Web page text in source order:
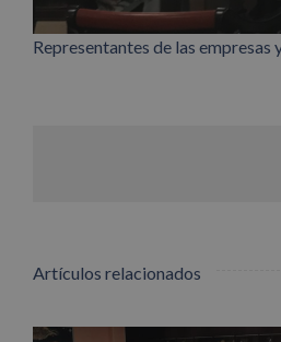
Representantes de las
Artículos relacionados